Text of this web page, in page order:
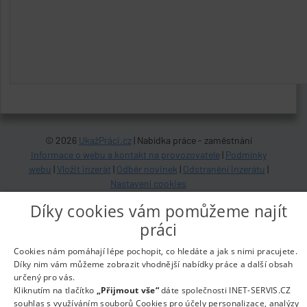
© 2026 UkažPráci.cz| Nabídka práce - zaměstnání
Informace o webu a kontakt na provozovatele Podmínky
webu
Vložit inzerát Odběr novinek Odstranění inzerátu
Nastavení cookies
Díky cookies vám pomůžeme najít
práci
Cookies nám pomáhají lépe pochopit, co hledáte a jak s nimi pracujete.
Díky nim vám můžeme zobrazit vhodnější nabídky práce a další obsah
určený pro vás.
Kliknutím na tlačítko „Přijmout vše“dáte společnosti INET-SERVIS.CZ
souhlas s využíváním souborů Cookies pro účely personalizace, analýzy